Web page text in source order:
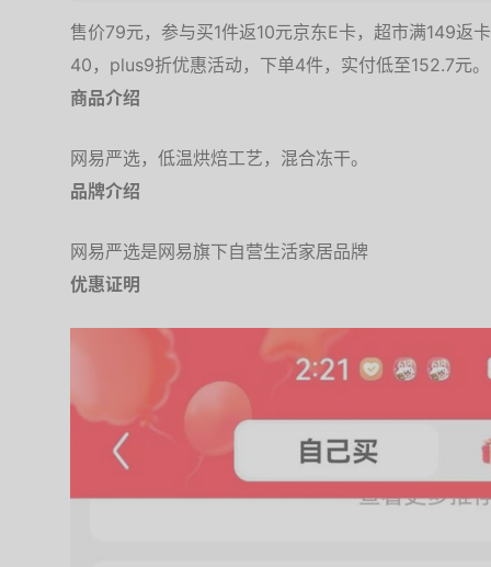
售价79元，参与买1件返10元京东E卡，超市满149
40，plus9折优惠活动，下单4件，实付低至152.7元。
商品介绍
网易严选，低温烘焙工艺，混合冻干。
品牌介绍
网易严选是网易旗下自营生活家居品牌
优惠证明